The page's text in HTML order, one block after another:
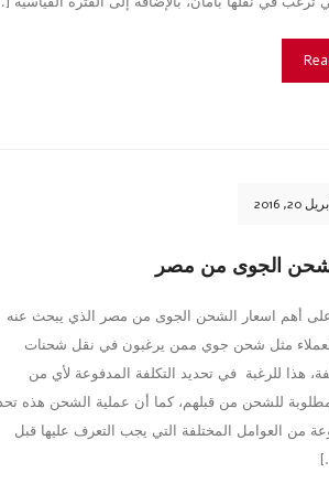
20, 2016
الجوى من مصر
أهم اسعار الشحن الجوى من مصر الذي يبحث عنه
مثل شحن جوي ممن يرغبون في نقل شحنات
هذا للرغبة في تحديد التكلفة المدفوعة لأي من
للشحن من قبلهم، كما أن عملية الشحن هذه
من العوامل المختلفة التي يجب التعرف عليها قبل